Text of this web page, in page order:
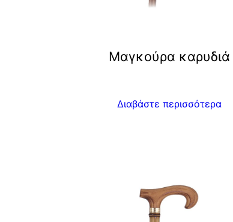
Μαγκούρα καρυδιά
Διαβάστε περισσότερα